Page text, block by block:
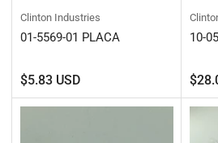
Clinton Industries
01-5569-01 PLACA
Precio
regular
$5.83 USD
10-